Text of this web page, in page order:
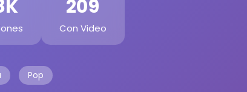
209
Con Video
Pop